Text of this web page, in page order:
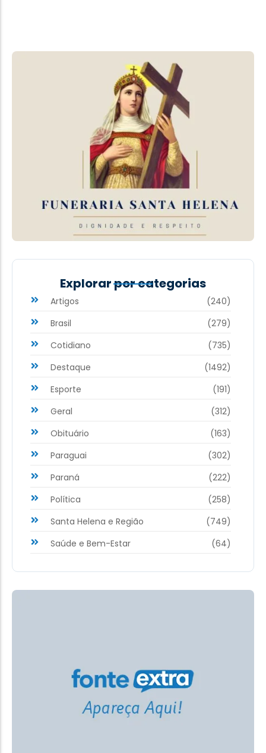
Explorar por categorias
Artigos
(240)
Brasil
(279)
Cotidiano
(735)
Destaque
(1492)
Esporte
(191)
Geral
(312)
Obituário
(163)
Paraguai
(302)
Paraná
(222)
Política
(258)
Santa Helena e Região
(749)
Saúde e Bem-Estar
(64)